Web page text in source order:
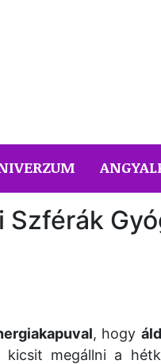
Szférák
, hogy
megállni a